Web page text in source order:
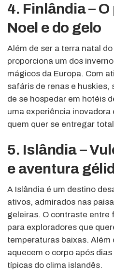
4. Finlândia –
Noel e do gelo
Além de ser a terra natal
proporciona um dos
mágicos da Europa. Com
safáris de renas e huskies,
de se hospedar em hotéis
uma experiência inovadora
quem quer se entregar
5. Islândia –
e aventura
A Islândia é um destino
ativos, admirados nas
geleiras. O contraste entre
para exploradores que
temperaturas baixas.
aquecem o corpo após
típicas do clima islandês.